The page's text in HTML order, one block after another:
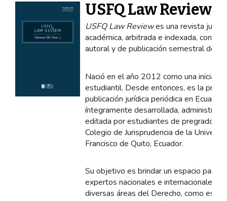
USFQ Law Review
USFQ Law Reviewes una revista
académica, arbitrada e indexada, con
autoral y de publicación semestral
Nació en el año 2012 como una iniciativa
estudiantil. Desde entonces, es la
publicación jurídica periódica en Ecuador
íntegramente desarrollada,
editada por estudiantes de pregrado del
Colegio de Jurisprudencia de la
Francisco de Quito, Ecuador.
Su objetivo es brindar un espacio para
expertos nacionales e internacionales en
diversas áreas del Derecho, como